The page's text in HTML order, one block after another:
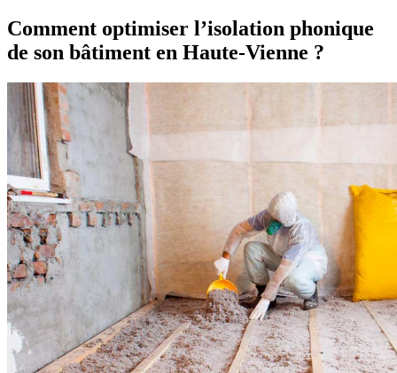
Comment optimiser l’isolation phonique
de son bâtiment en Haute-Vienne ?